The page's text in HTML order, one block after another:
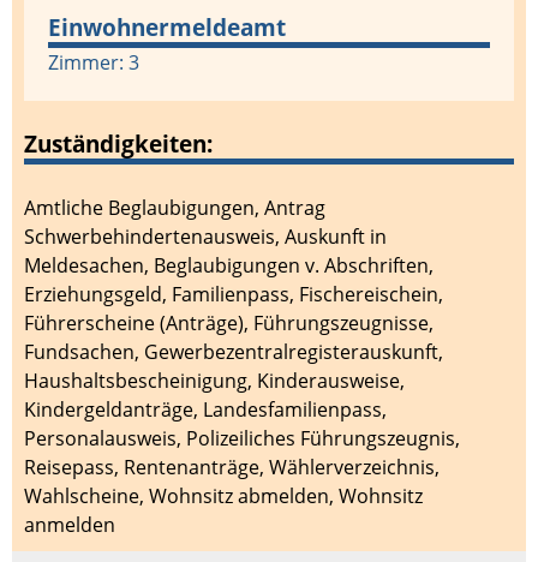
Einwohnermeldeamt
Zimmer: 3
Zuständigkeiten:
Amtliche Beglaubigungen, Antrag
Schwerbehindertenausweis, Auskunft in
Meldesachen, Beglaubigungen v. Abschriften,
Erziehungsgeld, Familienpass, Fischereischein,
Führerscheine (Anträge), Führungszeugnisse,
Fundsachen, Gewerbezentralregisterauskunft,
Haushaltsbescheinigung, Kinderausweise,
Kindergeldanträge, Landesfamilienpass,
Personalausweis, Polizeiliches Führungszeugnis,
Reisepass, Rentenanträge, Wählerverzeichnis,
Wahlscheine, Wohnsitz abmelden, Wohnsitz
anmelden